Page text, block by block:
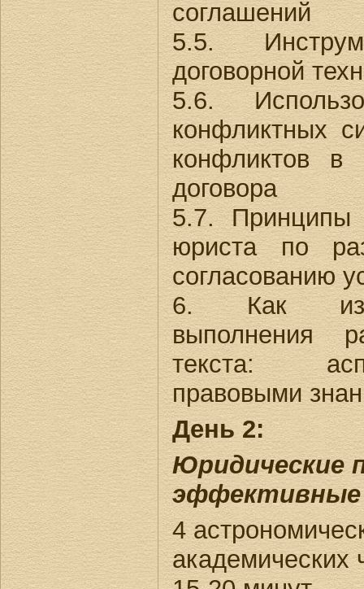
соглашений
5.5.
договорной
5.6.
конфликтных
конфликтов в
договора
5.7. Принципы
юриста по
согласованию
6. Как
выполнения
текста:
правовыми
День 2:
Юридические
эффективные
4
академических